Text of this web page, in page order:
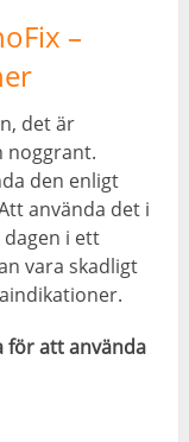
–
det är
noggrant.
den enligt
använda det i
i ett
vara skadligt
för att använda